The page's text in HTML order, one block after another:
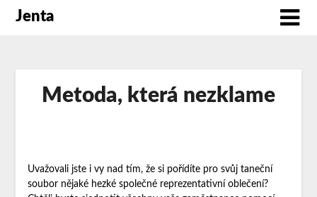
Jenta
Metoda, která nezklame
Uvažovali jste i vy nad tím, že si pořídíte pro svůj taneční
soubor nějaké hezké společné reprezentativní oblečení?